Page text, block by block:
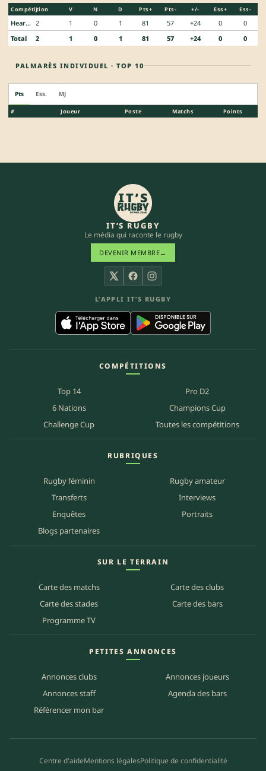
Compétition
J V N D Pts+ Pts- +/- Ess+ Ess-
Heartland Championship 2 1 0 1 81 57 +24 0
0
Total
2 1 0 1 81 57 +24 0 0
PALMARÈS INDIVIDUEL · TOP 10
Pts Ess. MJ
# Joueur Poste Matchs Points
IT’S RUGBY
Le média qui raconte le rugby
DEVENIR MEMBRE→
X FacebookInstagram
L’APPLI IT’S RUGBY
COMPÉTITIONS
Top 14
Pro D2
6 Nations
Champions Cup
Challenge Cup
Toutes les compétitions
RUBRIQUES
Rugby féminin
Rugby amateur
Transferts
Interviews
Enquêtes
Portraits
Blogs partenaires
SUR LE TERRAIN
Carte des matchs
Carte des clubs
Carte des stades
Carte des bars
Programme TV
PETITES ANNONCES
Annonces clubs
Annonces joueurs
Annonces staff
Agenda des bars
Référencer mon bar
Centre d'aideMentions légalesPolitique de confidentialité